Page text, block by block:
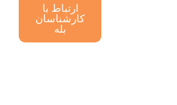
ارتباط با
کارشناسان
بله